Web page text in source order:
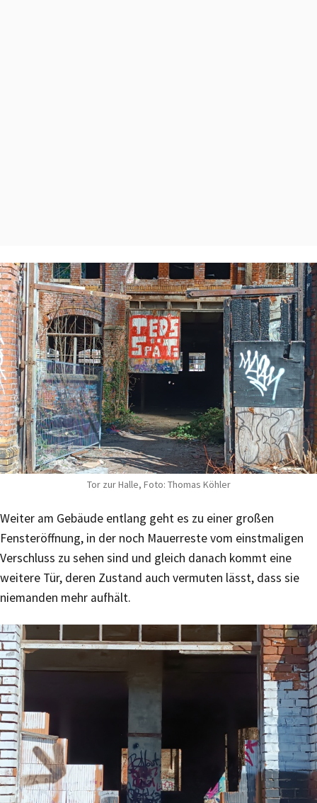
Tor zur Halle, Foto: Thomas Köhler
Weiter am Gebäude entlang geht es zu einer großen
Fensteröffnung, in der noch Mauerreste vom einstmaligen
Verschluss zu sehen sind und gleich danach kommt eine
weitere Tür, deren Zustand auch vermuten lässt, dass sie
niemanden mehr aufhält.